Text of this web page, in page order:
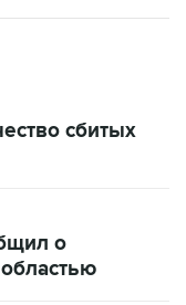
сбитых
о